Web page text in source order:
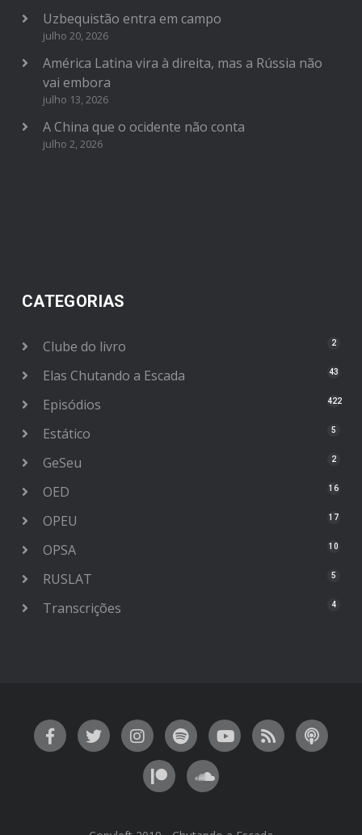
Uzbequistão entra em campo
julho 20, 2026
América Latina vira à direita, mas a Rússia não
vai embora
julho 13, 2026
A China que o ocidente não conta
julho 2, 2026
CATEGORIAS
Clube do livro 2
Elas Chutando a Escada 43
Episódios 422
Estático 5
GeSeu 2
OED 16
OPEU 17
OPSA 10
RUSLAT 5
Transcrições 4